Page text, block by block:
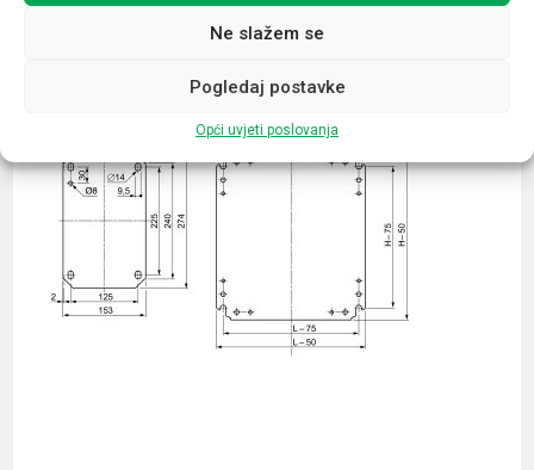
Ne slažem se
Pogledaj postavke
Opći uvjeti poslovanja